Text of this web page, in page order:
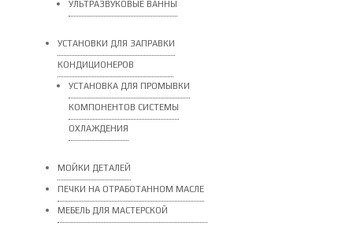
УЛЬТРАЗВУКОВЫЕ ВАННЫ
УСТАНОВКИ ДЛЯ ЗАПРАВКИ
КОНДИЦИОНЕРОВ
УСТАНОВКА ДЛЯ ПРОМЫВКИ
КОМПОНЕНТОВ СИСТЕМЫ
ОХЛАЖДЕНИЯ
МОЙКИ ДЕТАЛЕЙ
ПЕЧКИ НА ОТРАБОТАННОМ МАСЛЕ
МЕБЕЛЬ ДЛЯ МАСТЕРСКОЙ